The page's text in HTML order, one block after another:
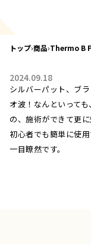
トップ›商品›Thermo B
2024.09.18
シルバーパット、ブ
オ波！なんといって
の、施術ができて更
初心者でも簡単に使
一目瞭然です。